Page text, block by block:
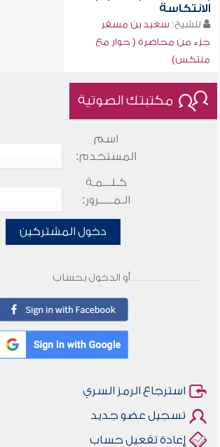
الانتكاسة
للشيخ: سعيد بن مسفر
جزء من محاضرة ( حوار مع
منتكس)
مكتبتك الصوتية
اسم
المستخدم:
كـلـــمـة
الـمـــــرور:
دخول المشتركين
أو الدخول بحساب
استرجاع الرمز السري
تسجيل عضو جديد
إعادة تفعيل حساب